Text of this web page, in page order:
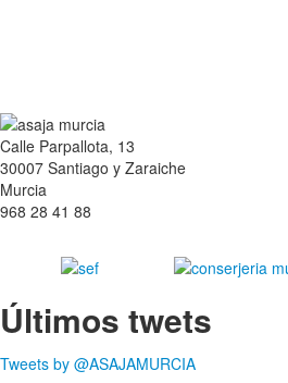
Calle Parpallota, 13
30007 Santiago y Zaraiche
Murcia
968 28 41 88
Últimos twets
Tweets by @ASAJAMURCIA